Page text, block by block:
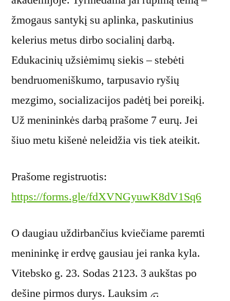
žmogaus santykį su aplinka, paskutinius
kelerius metus dirbo socialinį darbą.
Edukacinių užsiėmimų siekis – stebėti
bendruomeniškumo, tarpusavio ryšių
mezgimo, socializacijos padėtį bei poreikį.
Už menininkės darbą prašome 7 eurų. Jei
šiuo metu kišenė neleidžia vis tiek ateikit.
Prašome registruotis:
https://forms.gle/fdXVNGyuwK8dV1Sq6
O daugiau uždirbančius kviečiame paremti
menininkę ir erdvę gausiau jei ranka kyla.
Vitebsko g. 23. Sodas 2123. 3 aukštas po
dešine pirmos durys. Lauksim